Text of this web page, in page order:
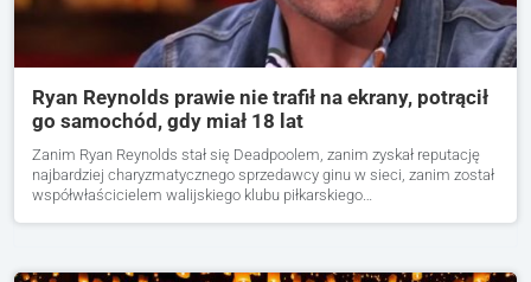
Ryan Reynolds prawie nie trafił na ekrany, potrącił
go samochód, gdy miał 18 lat
Zanim Ryan Reynolds stał się Deadpoolem, zanim zyskał reputację
najbardziej charyzmatycznego sprzedawcy ginu w sieci, zanim został
współwłaścicielem walijskiego klubu piłkarskiego…